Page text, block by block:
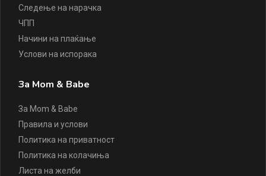
Следење на нарачка
ЧПП
Начини на плаќање
Услови на испорака
За Mom & Babe
За Mom & Babe
Правила и услови
Политика на приватност
Политика на колачиња
Листа на желби